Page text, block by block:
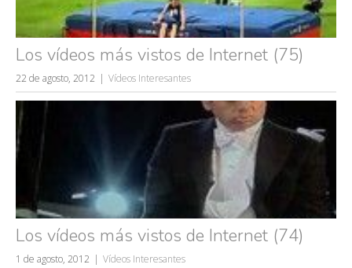
Búsquedas populares
mujeres guapas
volver a nacer
accidentes
rusos
caídas
Los vídeos más vistos de Internet (75)
22 de agosto, 2012 Vídeos Interesantes
Los vídeos más vistos de Internet (74)
1 de agosto, 2012 Vídeos Interesantes